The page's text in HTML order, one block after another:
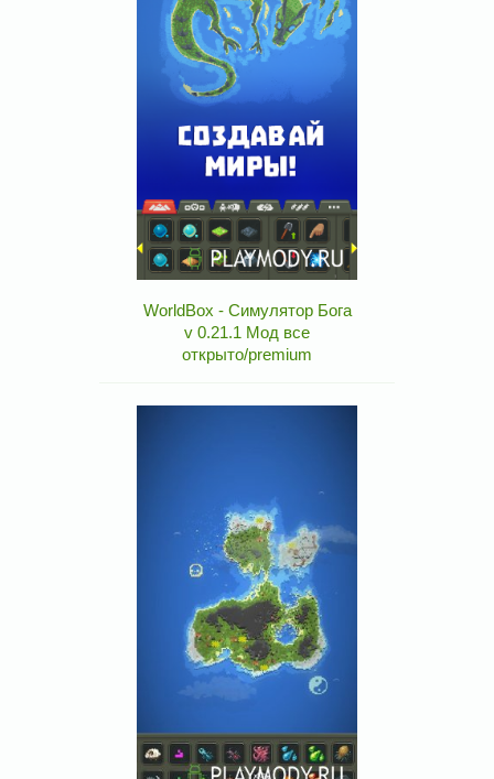
WorldBox - Симулятор Бога
v 0.21.1 Мод все
открыто/premium